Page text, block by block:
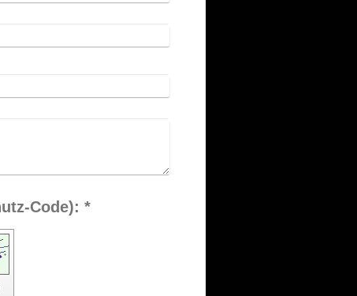
Captcha (Spam-Schutz-Code): *